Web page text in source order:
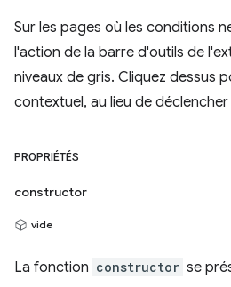
Sur les pages où les conditions
l'action de la barre d'outils de
niveaux de gris. Cliquez dessus
contextuel, au lieu de
PROPRIÉTÉS
constructor
vide
La fonction constructor se